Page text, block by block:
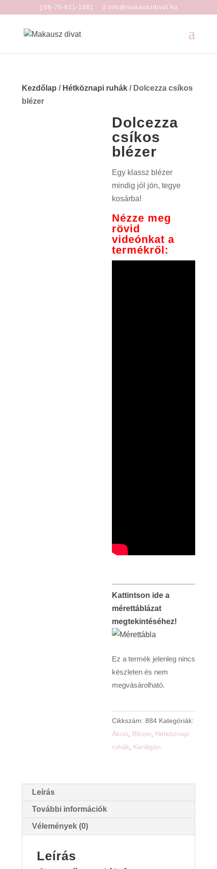
06-70-621-1881 info@makauszdivat.hu
Kezdőlap / Hétköznapi ruhák/ Dolcezza csíkos
blézer
Dolcezza
csíkos
blézer
Egy klassz blézer
mindig jól jön, tegye
kosárba!
Nézze meg
rövid
videónkat a
termékről:
Kattintson ide a
mérettáblázat
megtekintéséhez!
Ez a termék jelenleg nincs
készleten és nem
megvásárolható.
Cikkszám:884 Kategóriák:
Akció
Blézer, Hétköznapi
ruhák
Kardigán
Leírás
További információk
Vélemények (0)
Leírás